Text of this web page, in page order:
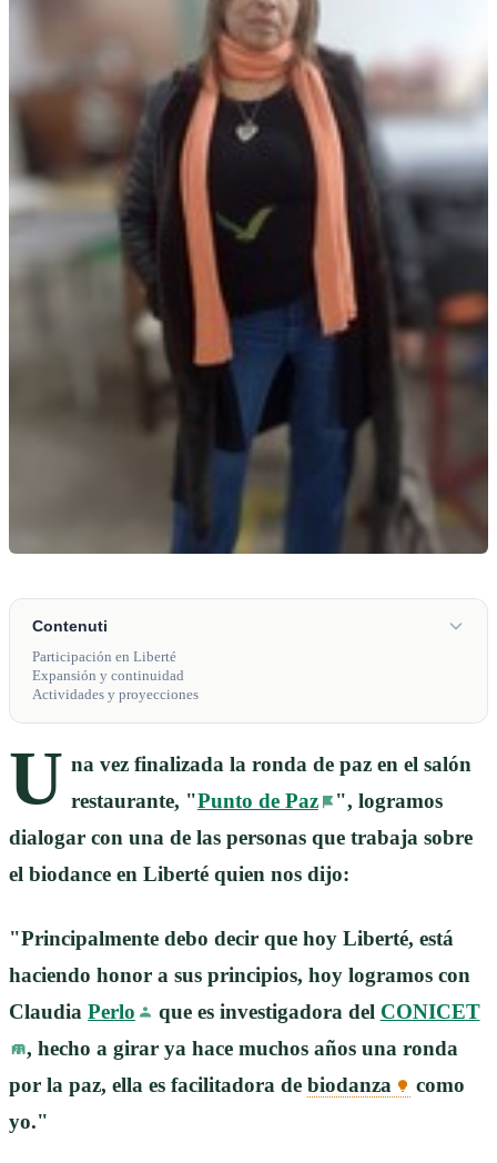
Contenuti
Participación en Liberté
Expansión y continuidad
Actividades y proyecciones
U na vez finalizada la ronda de paz en el salón
restaurante, "Punto de Paz
", logramos
dialogar con una de las personas que trabaja sobre
el biodance en Liberté quien nos dijo:
"Principalmente debo decir que hoy Liberté, está
haciendo honor a sus principios, hoy logramos con
Claudia Perlo que es investigadora del CONICET
, hecho a girar ya hace muchos años una ronda
por la paz, ella es facilitadora de biodanza
como
yo."